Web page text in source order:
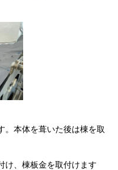
。本体を葺いた後は棟を取
け、棟板金を取付けます